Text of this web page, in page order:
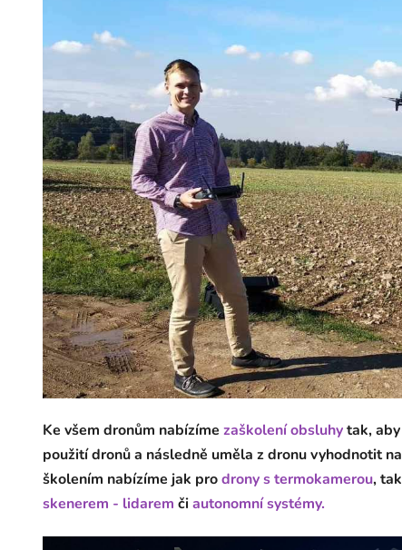
Ke všem dronům nabízíme zaškolení obsluhytak,
použití dronů a následně uměla z dronu vyhodnotit
školením nabízíme jak prodrony s termokamerou,
skenerem - lidarem čiautonomní systémy.